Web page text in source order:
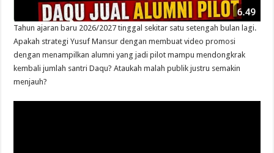
Tahun ajaran baru 2026/2027 tinggal sekitar satu setengah bulan lagi.
Apakah strategi Yusuf Mansur dengan membuat video promosi
dengan menampilkan alumni yang jadi pilot mampu mendongkrak
kembali jumlah santri Daqu? Ataukah malah publik justru semakin
menjauh?